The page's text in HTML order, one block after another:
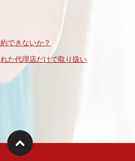
できないか？
た代理店だけで取り扱い